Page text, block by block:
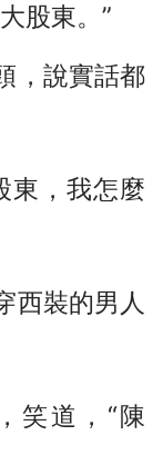
股東。”
說實話都
，我怎麼
裝的男人
道，“陳